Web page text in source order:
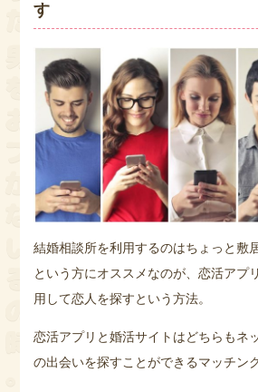
す
結婚相談所を利用するのはちょっと敷
という方にオススメなのが、恋活アプ
用して恋人を探すという方法。
恋活アプリと婚活サイトはどちらもネ
の出会いを探すことができるマッチン